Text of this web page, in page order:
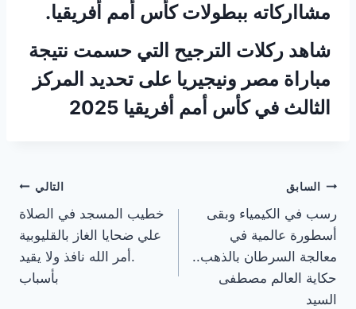
مشااركاته ببطولات كأس أمم أفريقيا.
شاهد ركلات الترجيح التي حسمت نتيجة
مباراة مصر ونيجيريا على تحديد المركز
الثالث في كأس أمم أفريقيا 2025
تصفّح
المقالات
السابق
رسب في الكيمياء وبقى
أسطورة عالمية في
معالجة السرطان بالذهب..
حكاية العالم مصطفى
السيد
التالي
خطيب المسجد في الصلاة
علي ضحايا الغاز بالقليوبية
.أمر الله نافذ ولا يقيد
بأسباب